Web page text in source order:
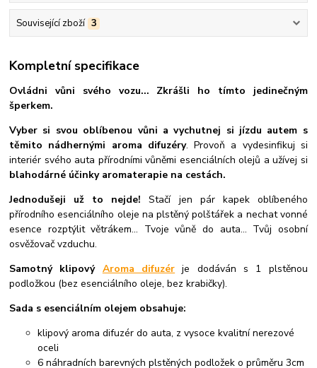
Související zboží 3
Kompletní specifikace
Ovládni vůni svého vozu... Zkrášli ho tímto jedinečným
šperkem.
Vyber si svou oblíbenou vůni a vychutnej si jízdu autem s
těmito nádhernými aroma difuzéry. Provoň a vydesinfikuj si
interiér svého auta přírodními vůněmi esenciálních olejů a užívej si
blahodárné účinky aromaterapie na cestách.
Jednodušeji už to nejde!Stačí jen pár kapek oblíbeného
přírodního esenciálního oleje na plstěný polštářek a nechat vonné
esence rozptýlit větrákem... Tvoje vůně do auta... Tvůj osobní
osvěžovač vzduchu.
Samotný klipový Aroma difuzér je dodáván s 1 plstěnou
podložkou (bez esenciálního oleje, bez krabičky).
Sada s esenciálním olejem obsahuje:
klipový aroma difuzér do auta, z vysoce kvalitní nerezové
oceli
6 náhradních barevných plstěných podložek o průměru 3cm